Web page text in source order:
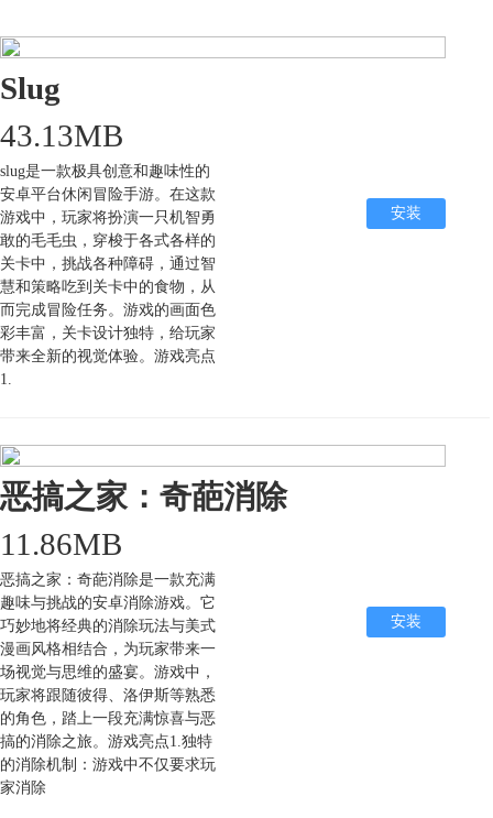
Slug
43.13MB
slug是一款极具创意和趣味性的
安卓平台休闲冒险手游。在这款
游戏中，玩家将扮演一只机智勇
敢的毛毛虫，穿梭于各式各样的
关卡中，挑战各种障碍，通过智
慧和策略吃到关卡中的食物，从
而完成冒险任务。游戏的画面色
彩丰富，关卡设计独特，给玩家
带来全新的视觉体验。游戏亮点
1.
安装
恶搞之家：奇葩消除
11.86MB
恶搞之家：奇葩消除是一款充满
趣味与挑战的安卓消除游戏。它
巧妙地将经典的消除玩法与美式
漫画风格相结合，为玩家带来一
场视觉与思维的盛宴。游戏中，
玩家将跟随彼得、洛伊斯等熟悉
的角色，踏上一段充满惊喜与恶
搞的消除之旅。游戏亮点1.独特
的消除机制：游戏中不仅要求玩
家消除
安装